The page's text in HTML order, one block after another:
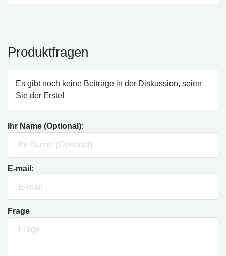
Produktfragen
Es gibt noch keine Beiträge in der Diskussion, seien
Sie der Erste!
Ihr Name (Optional):
E-mail:
Frage